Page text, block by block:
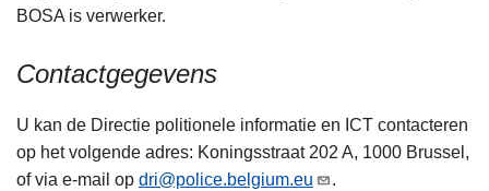
BOSA is verwerker.
Contactgegevens
U kan de Directie politionele informatie en ICT contacteren
op het volgende adres: Koningsstraat 202 A, 1000 Brussel,
of via e-mail op dri@police.belgium.eu .